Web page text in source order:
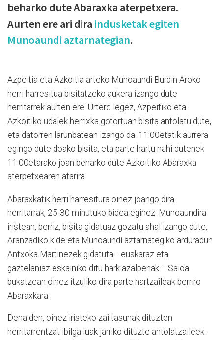
beharko dute Abaraxka aterpetxera.
Aurten ere ari dira indusketak egiten
Munoaundi aztarnategian.
Azpeitia eta Azkoitia arteko Munoaundi Burdin Aroko
herri harresitua bisitatzeko aukera izango dute
herritarrek aurten ere. Urtero legez, Azpeitiko eta
Azkoitiko udalek herrixka gotortuan bisita antolatu dute,
eta datorren larunbatean izango da. 11:00etatik aurrera
egingo dute doako bisita, eta parte hartu nahi dutenek
11:00etarako joan beharko dute Azkoitiko Abaraxka
aterpetxearen atarira.
Abaraxkatik herri harresitura oinez joango dira
herritarrak, 25-30 minutuko bidea eginez. Munoaundira
iristean, berriz, bisita gidatuaz gozatu ahal izango dute,
Aranzadiko kide eta Munoaundi aztarnategiko arduradun
Antxoka Martinezek gidatuta –euskaraz eta
gaztelaniaz eskainiko ditu hark azalpenak–. Saioa
bukatzean oinez itzuliko dira parte hartzaileak berriro
Abaraxkara.
Dena den, oinez iristeko zailtasunak dituzten
herritarrentzat ibilgailuak jarriko dituzte antolatzaileek.